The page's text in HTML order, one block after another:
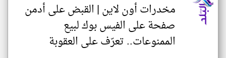
مخدرات أون لاين | القبض على أدمن
صفحة على الفيس بوك لبيع
الممنوعات.. تعرّف على العقوبة